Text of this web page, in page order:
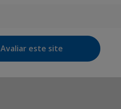
Avaliar este site